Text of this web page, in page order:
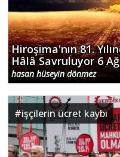
Hiroşima'nın 81.
Hâlâ Savruluyor 6
hasan hüseyin dönmez
#işçilerin ücret kaybı